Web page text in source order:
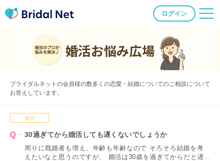
ログイン
婚活お悩み広場
ブライダルネットの会員様の数多くの恋愛・結婚についてのご相談について
お答えしています。
婚活
30過ぎてから婚活しても遅くないでしょうか
周りに既婚者も増え、年齢も年齢なので そろそろ結婚を考
えたいなと思うのですが、 婚活は30歳を過ぎてからだと遅